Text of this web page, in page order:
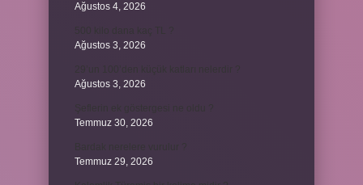
Ağustos 4, 2026
Ağustos 3, 2026
Ağustos 3, 2026
Temmuz 30, 2026
Temmuz 29, 2026